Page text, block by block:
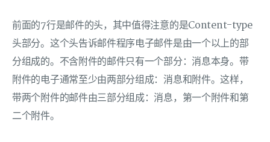
前面的7行是邮件的头，其中值得注意的是Content-type
头部分。这个头告诉邮件程序电子邮件是由一个以上的部
分组成的。不含附件的邮件只有一个部分：消息本身。带
附件的电子通常至少由两部分组成：消息和附件。这样，
带两个附件的邮件由三部分组成：消息，第一个附件和第
二个附件。